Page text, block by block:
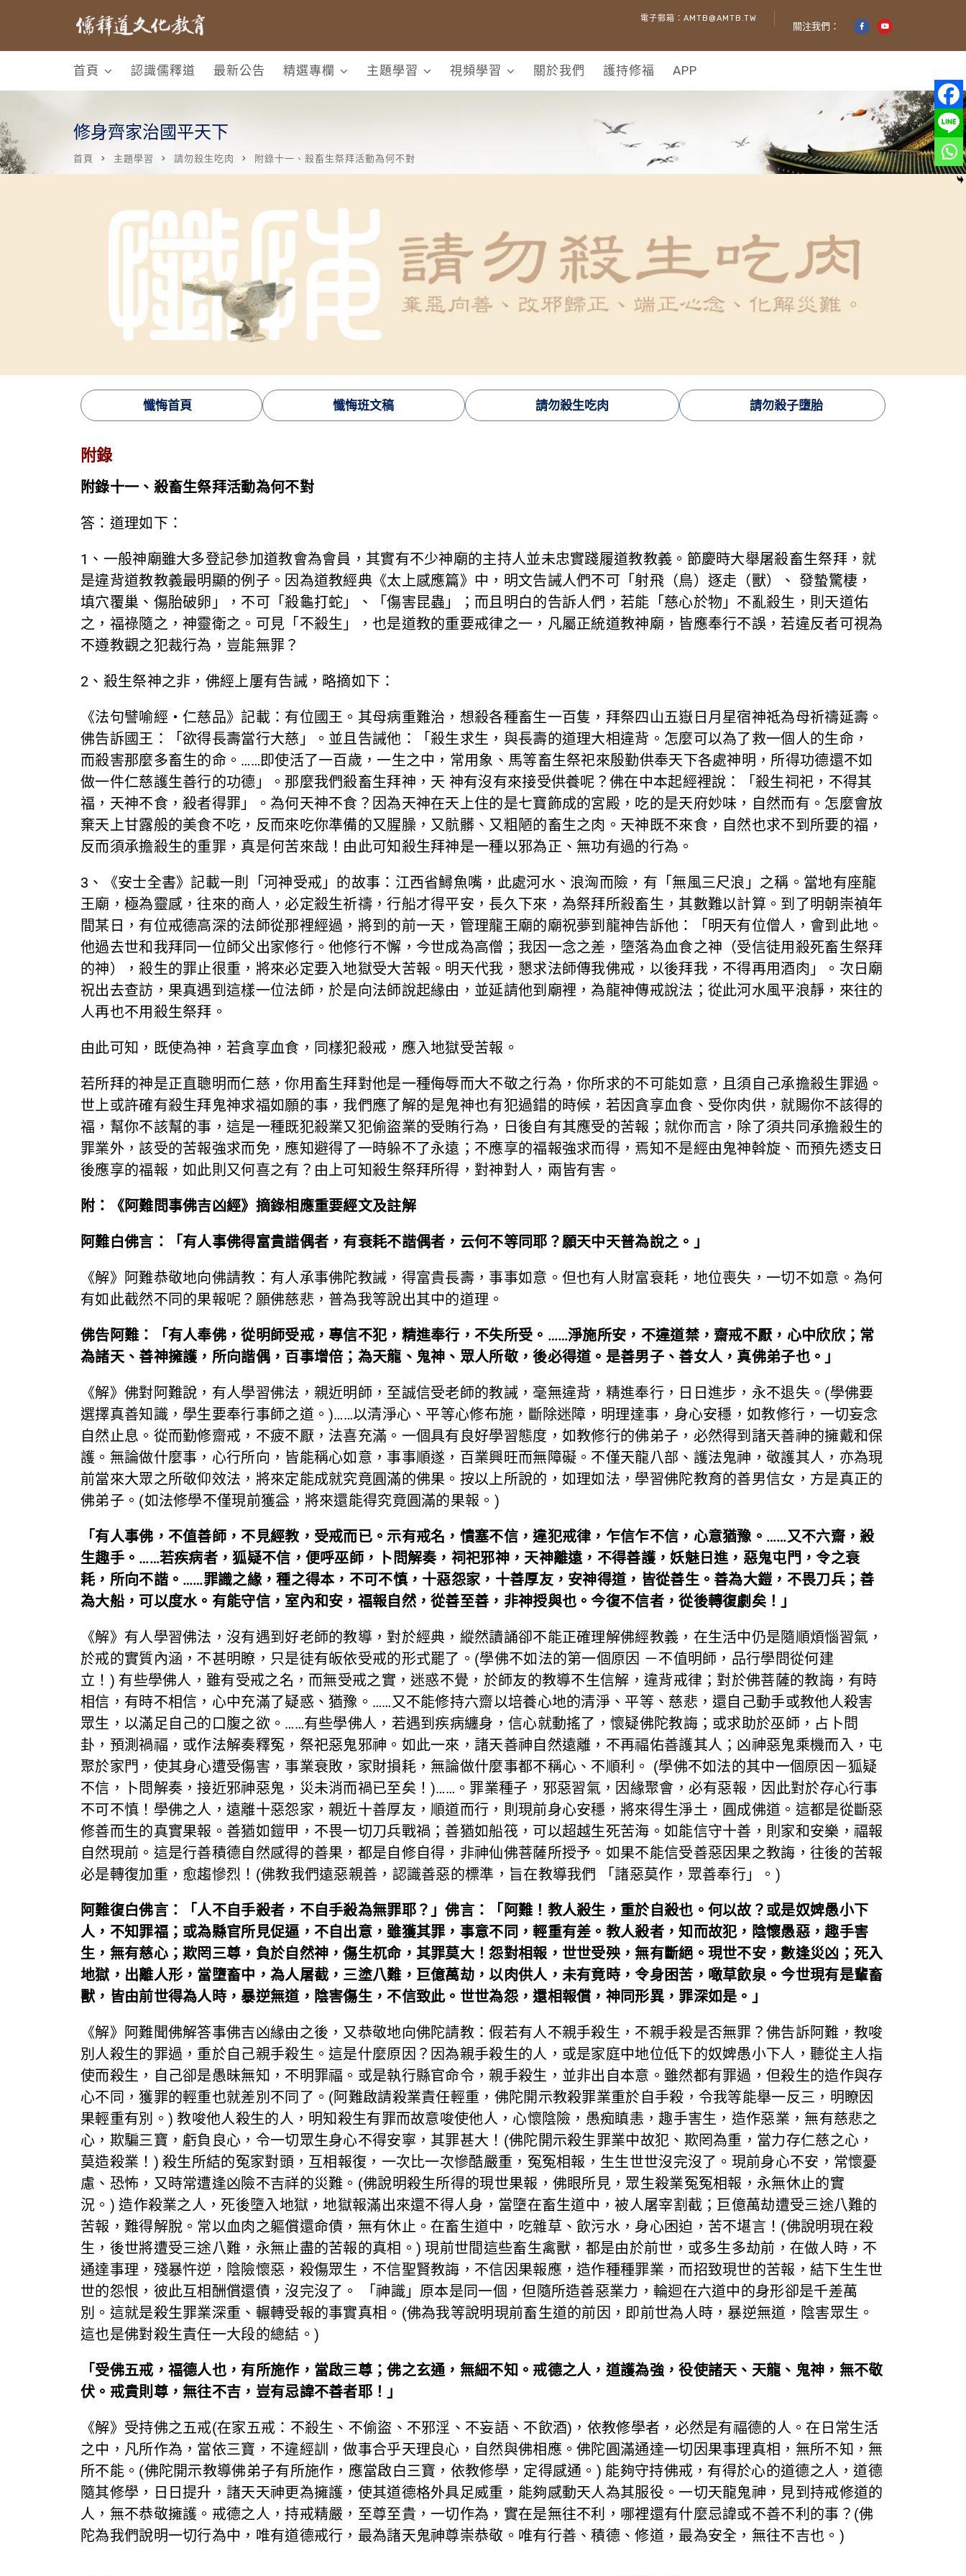
電子郵箱：AMTB@AMTB.TW
關注我們：
首頁 認識儒釋道 最新公告 精選專欄 主題學習 視頻學習 關於我們 護持修福 APP
修身齊家治國平天下
首頁 主題學習 請勿殺生吃肉 附錄十一、殺畜生祭拜活動為何不對
懺悔首頁 懺悔班文稿 請勿殺生吃肉 請勿殺子墮胎
附錄
附錄十一、殺畜生祭拜活動為何不對
答：道理如下：
1、一般神廟雖大多登記參加道教會為會員，其實有不少神廟的主持人並未忠實踐履道教教義。節慶時大舉屠殺畜生祭拜，就
是違背道教教義最明顯的例子。因為道教經典《太上感應篇》中，明文告誡人們不可「射飛（鳥）逐走（獸）、 發蟄驚棲，
填穴覆巢、傷胎破卵」，不可「殺龜打蛇」、「傷害昆蟲」；而且明白的告訴人們，若能「慈心於物」不亂殺生，則天道佑
之，福祿隨之，神靈衛之。可見「不殺生」，也是道教的重要戒律之一，凡屬正統道教神廟，皆應奉行不誤，若違反者可視為
不遵教觀之犯裁行為，豈能無罪？
2、殺生祭神之非，佛經上屢有告誡，略摘如下：
《法句譬喻經‧仁慈品》記載：有位國王。其母病重難治，想殺各種畜生一百隻，拜祭四山五嶽日月星宿神祗為母祈禱延壽。
佛告訴國王：「欲得長壽當行大慈」。並且告誡他：「殺生求生，與長壽的道理大相違背。怎麼可以為了救一個人的生命，
而殺害那麼多畜生的命。……即使活了一百歲，一生之中，常用象、馬等畜生祭祀來殷勤供奉天下各處神明，所得功德還不如
做一件仁慈護生善行的功德」。那麼我們殺畜生拜神，天 神有沒有來接受供養呢？佛在中本起經裡說：「殺生祠祀，不得其
福，天神不食，殺者得罪」。為何天神不食？因為天神在天上住的是七寶飾成的宮殿，吃的是天府妙味，自然而有。怎麼會放
棄天上甘露般的美食不吃，反而來吃你準備的又腥臊，又骯髒、又粗陋的畜生之肉。天神既不來食，自然也求不到所要的福，
反而須承擔殺生的重罪，真是何苦來哉！由此可知殺生拜神是一種以邪為正、無功有過的行為。
3、《安士全書》記載一則「河神受戒」的故事：江西省鱘魚嘴，此處河水、浪洶而險，有「無風三尺浪」之稱。當地有座龍
王廟，極為靈感，往來的商人，必定殺生祈禱，行船才得平安，長久下來，為祭拜所殺畜生，其數難以計算。到了明朝崇禎年
間某日，有位戒德高深的法師從那裡經過，將到的前一天，管理龍王廟的廟祝夢到龍神告訴他：「明天有位僧人，會到此地。
他過去世和我拜同一位師父出家修行。他修行不懈，今世成為高僧；我因一念之差，墮落為血食之神（受信徒用殺死畜生祭拜
的神），殺生的罪止很重，將來必定要入地獄受大苦報。明天代我，懇求法師傳我佛戒，以後拜我，不得再用酒肉」。次日廟
祝出去查訪，果真遇到這樣一位法師，於是向法師說起緣由，並延請他到廟裡，為龍神傳戒說法；從此河水風平浪靜，來往的
人再也不用殺生祭拜。
由此可知，既使為神，若貪享血食，同樣犯殺戒，應入地獄受苦報。
若所拜的神是正直聰明而仁慈，你用畜生拜對他是一種侮辱而大不敬之行為，你所求的不可能如意，且須自己承擔殺生罪過。
世上或許確有殺生拜鬼神求福如願的事，我們應了解的是鬼神也有犯過錯的時候，若因貪享血食、受你肉供，就賜你不該得的
福，幫你不該幫的事，這是一種既犯殺業又犯偷盜業的受賄行為，日後自有其應受的苦報；就你而言，除了須共同承擔殺生的
罪業外，該受的苦報強求而免，應知避得了一時躲不了永遠；不應享的福報強求而得，焉知不是經由鬼神斡旋、而預先透支日
後應享的福報，如此則又何喜之有？由上可知殺生祭拜所得，對神對人，兩皆有害。
附：《阿難問事佛吉凶經》摘錄相應重要經文及註解
阿難白佛言：「有人事佛得富貴諧偶者，有衰耗不諧偶者，云何不等同耶？願天中天普為說之。」
《解》阿難恭敬地向佛請教：有人承事佛陀教誡，得富貴長壽，事事如意。但也有人財富衰耗，地位喪失，一切不如意。為何
有如此截然不同的果報呢？願佛慈悲，普為我等說出其中的道理。
佛告阿難：「有人奉佛，從明師受戒，專信不犯，精進奉行，不失所受。……淨施所安，不違道禁，齋戒不厭，心中欣欣；常
為諸天、善神擁護，所向諧偶，百事增倍；為天龍、鬼神、眾人所敬，後必得道。是善男子、善女人，真佛弟子也。」
《解》佛對阿難說，有人學習佛法，親近明師，至誠信受老師的教誡，毫無違背，精進奉行，日日進步，永不退失。(學佛要
選擇真善知識，學生要奉行事師之道。)……以清淨心、平等心修布施，斷除迷障，明理達事，身心安穩，如教修行，一切妄念
自然止息。從而勤修齋戒，不疲不厭，法喜充滿。一個具有良好學習態度，如教修行的佛弟子，必然得到諸天善神的擁戴和保
護。無論做什麼事，心行所向，皆能稱心如意，事事順遂，百業興旺而無障礙。不僅天龍八部、護法鬼神，敬護其人，亦為現
前當來大眾之所敬仰效法，將來定能成就究竟圓滿的佛果。按以上所說的，如理如法，學習佛陀教育的善男信女，方是真正的
佛弟子。(如法修學不僅現前獲益，將來還能得究竟圓滿的果報。)
「有人事佛，不值善師，不見經教，受戒而已。示有戒名，憒塞不信，違犯戒律，乍信乍不信，心意猶豫。……又不六齋，殺
生趣手。……若疾病者，狐疑不信，便呼巫師，卜問解奏，祠祀邪神，天神離遠，不得善護，妖魅日進，惡鬼屯門，令之衰
耗，所向不諧。……罪識之緣，種之得本，不可不慎，十惡怨家，十善厚友，安神得道，皆從善生。善為大鎧，不畏刀兵；善
為大船，可以度水。有能守信，室內和安，福報自然，從善至善，非神授與也。今復不信者，從後轉復劇矣！」
《解》有人學習佛法，沒有遇到好老師的教導，對於經典，縱然讀誦卻不能正確理解佛經教義，在生活中仍是隨順煩惱習氣，
於戒的實質內涵，不甚明瞭，只是徒有皈依受戒的形式罷了。(學佛不如法的第一個原因 －不值明師，品行學問從何建
立！) 有些學佛人，雖有受戒之名，而無受戒之實，迷惑不覺，於師友的教導不生信解，違背戒律；對於佛菩薩的教誨，有時
相信，有時不相信，心中充滿了疑惑、猶豫。……又不能修持六齋以培養心地的清淨、平等、慈悲，還自己動手或教他人殺害
眾生，以滿足自己的口腹之欲。……有些學佛人，若遇到疾病纏身，信心就動搖了，懷疑佛陀教誨；或求助於巫師，占卜問
卦，預測禍福，或作法解奏釋冤，祭祀惡鬼邪神。如此一來，諸天善神自然遠離，不再福佑善護其人；凶神惡鬼乘機而入，屯
聚於家門，使其身心遭受傷害，事業衰敗，家財損耗，無論做什麼事都不稱心、不順利。 (學佛不如法的其中一個原因－狐疑
不信，卜問解奏，接近邪神惡鬼，災未消而禍已至矣！)……。罪業種子，邪惡習氣，因緣聚會，必有惡報，因此對於存心行事
不可不慎！學佛之人，遠離十惡怨家，親近十善厚友，順道而行，則現前身心安穩，將來得生淨土，圓成佛道。這都是從斷惡
修善而生的真實果報。善猶如鎧甲，不畏一切刀兵戰禍；善猶如船筏，可以超越生死苦海。如能信守十善，則家和安樂，福報
自然現前。這是行善積德自然感得的善果，都是自修自得，非神仙佛菩薩所授予。如果不能信受善惡因果之教誨，往後的苦報
必是轉復加重，愈趨慘烈！(佛教我們遠惡親善，認識善惡的標準，旨在教導我們 「諸惡莫作，眾善奉行」。)
阿難復白佛言：「人不自手殺者，不自手殺為無罪耶？」佛言：「阿難！教人殺生，重於自殺也。何以故？或是奴婢愚小下
人，不知罪福；或為縣官所見促逼，不自出意，雖獲其罪，事意不同，輕重有差。教人殺者，知而故犯，陰懷愚惡，趣手害
生，無有慈心；欺罔三尊，負於自然神，傷生杌命，其罪莫大！怨對相報，世世受殃，無有斷絕。現世不安，數逢災凶；死入
地獄，出離人形，當墮畜中，為人屠截，三塗八難，巨億萬劫，以肉供人，未有竟時，令身困苦，噉草飲泉。今世現有是輩畜
獸，皆由前世得為人時，暴逆無道，陰害傷生，不信致此。世世為怨，還相報償，神同形異，罪深如是。」
《解》阿難聞佛解答事佛吉凶緣由之後，又恭敬地向佛陀請教：假若有人不親手殺生，不親手殺是否無罪？佛告訴阿難，教唆
別人殺生的罪過，重於自己親手殺生。這是什麼原因？因為親手殺生的人，或是家庭中地位低下的奴婢愚小下人，聽從主人指
使而殺生，自己卻是愚昧無知，不明罪福。或是執行縣官命令，親手殺生，並非出自本意。雖然都有罪過，但殺生的造作與存
心不同，獲罪的輕重也就差別不同了。(阿難啟請殺業責任輕重，佛陀開示教殺罪業重於自手殺，令我等能舉一反三，明瞭因
果輕重有別。) 教唆他人殺生的人，明知殺生有罪而故意唆使他人，心懷陰險，愚痴瞋恚，趣手害生，造作惡業，無有慈悲之
心，欺騙三寶，虧負良心，令一切眾生身心不得安寧，其罪甚大！(佛陀開示殺生罪業中故犯、欺罔為重，當力存仁慈之心，
莫造殺業！) 殺生所結的冤家對頭，互相報復，一次比一次慘酷嚴重，冤冤相報，生生世世沒完沒了。現前身心不安，常懷憂
慮、恐怖，又時常遭逢凶險不吉祥的災難。(佛說明殺生所得的現世果報，佛眼所見，眾生殺業冤冤相報，永無休止的實
況。) 造作殺業之人，死後墮入地獄，地獄報滿出來還不得人身，當墮在畜生道中，被人屠宰割截；巨億萬劫遭受三途八難的
苦報，難得解脫。常以血肉之軀償還命債，無有休止。在畜生道中，吃雜草、飲污水，身心困迫，苦不堪言！(佛說明現在殺
生，後世將遭受三途八難，永無止盡的苦報的真相。) 現前世間這些畜生禽獸，都是由於前世，或多生多劫前，在做人時，不
通達事理，殘暴忤逆，陰險懷惡，殺傷眾生，不信聖賢教誨，不信因果報應，造作種種罪業，而招致現世的苦報，結下生生世
世的怨恨，彼此互相酬償還債，沒完沒了。 「神識」原本是同一個，但隨所造善惡業力，輪迴在六道中的身形卻是千差萬
別。這就是殺生罪業深重、輾轉受報的事實真相。(佛為我等說明現前畜生道的前因，即前世為人時，暴逆無道，陰害眾生。
這也是佛對殺生責任一大段的總結。)
「受佛五戒，福德人也，有所施作，當啟三尊；佛之玄通，無細不知。戒德之人，道護為強，役使諸天、天龍、鬼神，無不敬
伏。戒貴則尊，無往不吉，豈有忌諱不善者耶！」
《解》受持佛之五戒(在家五戒：不殺生、不偷盜、不邪淫、不妄語、不飲酒)，依教修學者，必然是有福德的人。在日常生活
之中，凡所作為，當依三寶，不違經訓，做事合乎天理良心，自然與佛相應。佛陀圓滿通達一切因果事理真相，無所不知，無
所不能。(佛陀開示教導佛弟子有所施作，應當啟白三寶，依教修學，定得感通。) 能夠守持佛戒，有得於心的道德之人，道德
隨其修學，日日提升，諸天天神更為擁護，使其道德格外具足威重，能夠感動天人為其服役。一切天龍鬼神，見到持戒修道的
人，無不恭敬擁護。戒德之人，持戒精嚴，至尊至貴，一切作為，實在是無往不利，哪裡還有什麼忌諱或不善不利的事？(佛
陀為我們說明一切行為中，唯有道德戒行，最為諸天鬼神尊崇恭敬。唯有行善、積德、修道，最為安全，無往不吉也。)